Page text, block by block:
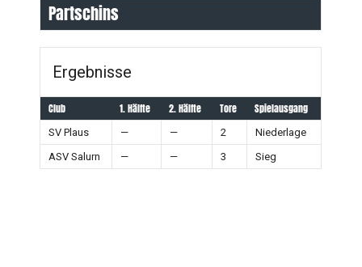
Partschins
Ergebnisse
Club 1. Hälfte 2. Hälfte Tore Spielausgang
SV Plaus — — 2
Niederlage
ASV Salurn
— — 3 Sieg